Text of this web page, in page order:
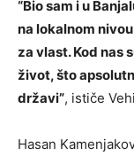
“Bio sam i u
na lokalnom
za vlast. Kod nas
život, što
državi”, ističe
Hasan